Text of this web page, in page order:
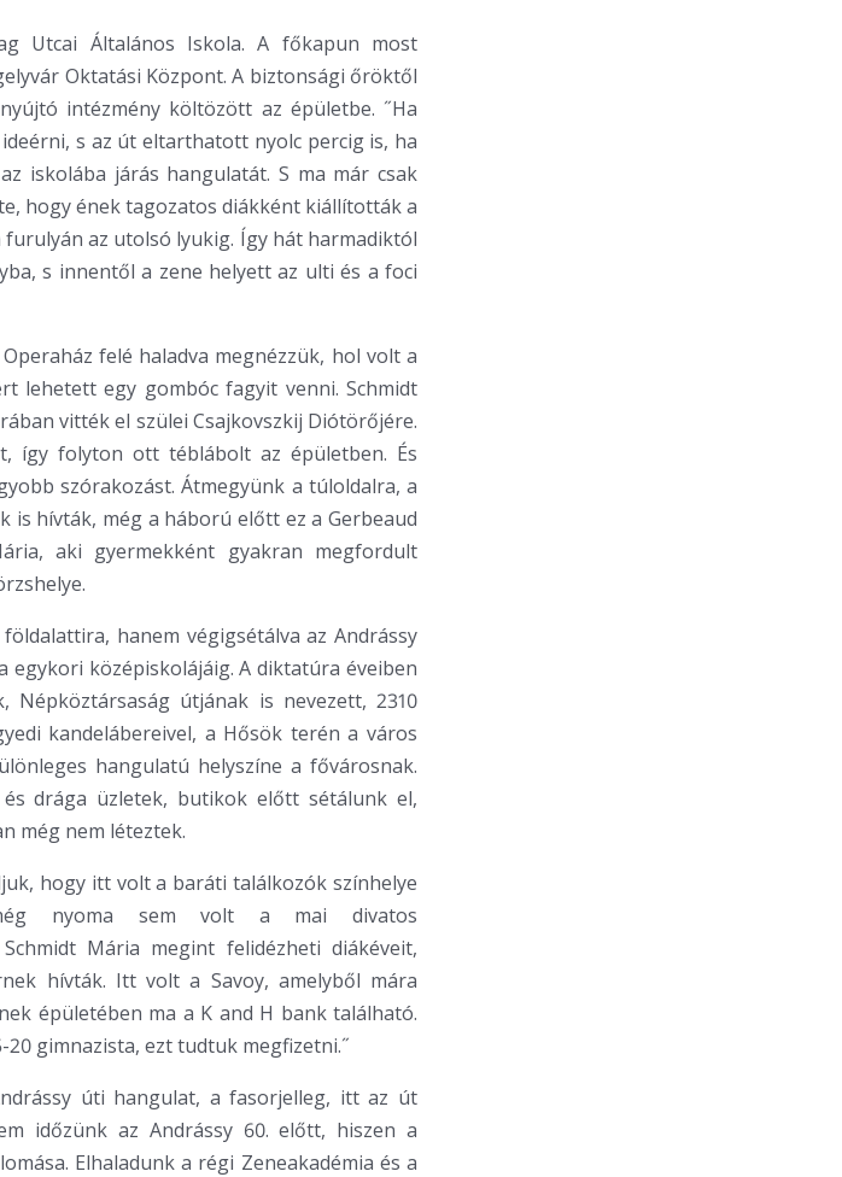
Utcai Általános Iskola. A főkapun most
Oktatási Központ. A biztonsági őröktől
intézmény költözött az épületbe. ˝Ha
s az út eltarthatott nyolc percig is, ha
iskolába járás hangulatát. S ma már csak
hogy ének tagozatos diákként kiállították a
az utolsó lyukig. Így hát harmadiktól
s innentől a zene helyett az ulti és a foci
felé haladva megnézzük, hol volt a
lehetett egy gombóc fagyit venni. Schmidt
vitték el szülei Csajkovszkij Diótörőjére.
így folyton ott téblábolt az épületben. És
szórakozást. Átmegyünk a túloldalra, a
is hívták, még a háború előtt ez a Gerbeaud
aki gyermekként gyakran megfordult
hanem végigsétálva az Andrássy
egykori középiskolájáig. A diktatúra éveiben
útjának is nevezett, 2310
kandelábereivel, a Hősök terén a város
hangulatú helyszíne a fővárosnak.
drága üzletek, butikok előtt sétálunk el,
még nem léteztek.
hogy itt volt a baráti találkozók színhelye
nyoma sem volt a mai divatos
Mária megint felidézheti diákéveit,
hívták. Itt volt a Savoy, amelyből mára
épületében ma a K and H bank található.
gimnazista, ezt tudtuk megfizetni.˝
úti hangulat, a fasorjelleg, itt az út
időzünk az Andrássy 60. előtt, hiszen a
Elhaladunk a régi Zeneakadémia és a